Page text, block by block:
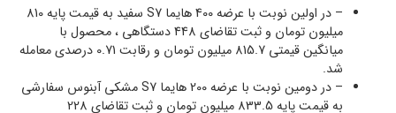
– در اولین نوبت با عرضه 400 هایما S7 سفید به قیمت پایه 810
میلیون تومان و ثبت تقاضای 448 دستگاهی ، محصول با
میانگین قیمتی 815.7 میلیون تومان و رقابت 0.71 درصدی معامله
شد.
– در دومین نوبت با عرضه 200 هایما S7 مشکی آبنوس سفارشی
به قیمت پایه 833.5 میلیون تومان و ثبت تقاضای 228